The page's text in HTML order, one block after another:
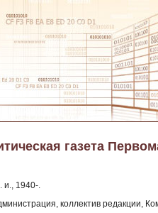
газета
и., 1940-.
коллектив редакции,